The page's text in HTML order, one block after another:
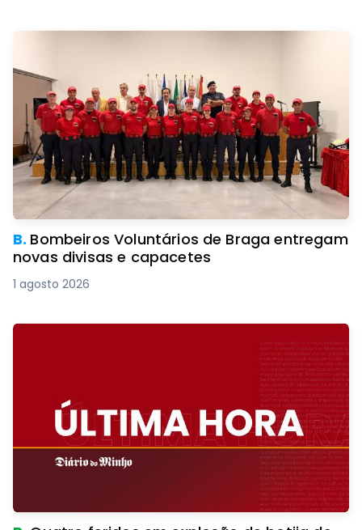
B. Bombeiros Voluntários de Braga entregam
novas divisas e capacetes
1 agosto 2026